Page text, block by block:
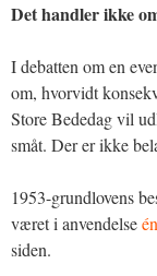
Det handler ikke
I debatten om en
om, hvorvidt
Store Bededag vil
småt. Der er ikke
1953-grundlovens
været i anvendelse
siden.